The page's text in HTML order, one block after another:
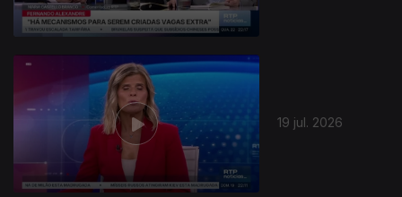
19 jul. 2026